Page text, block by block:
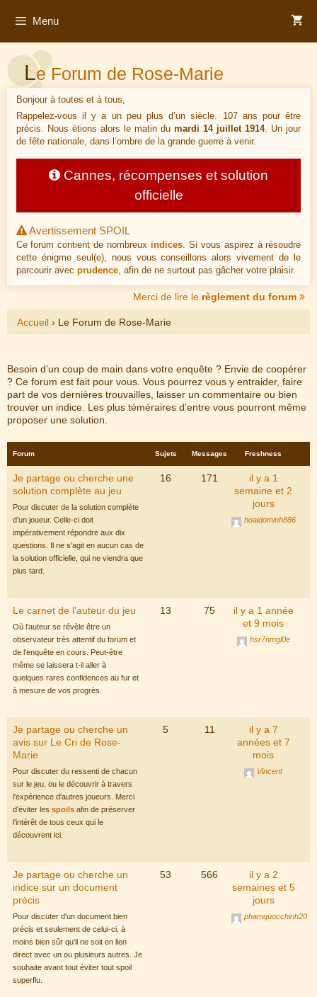
Menu
Le Forum de Rose-Marie
Bonjour à toutes et à tous,
Rappelez-vous il y a un peu plus d’un siècle. 107 ans pour être
précis. Nous étions alors le matin dumardi 14 juillet 1914. Un jour
de fête nationale, dans l’ombre de la grande guerre à venir.
Cannes, récompenses et solution
officielle
Avertissement SPOIL
Ce forum contient de nombreux indices . Si vous aspirez à résoudre
cette énigme seul(e), nous vous conseillons alors vivement de le
parcourir avec prudence, afin de ne surtout pas gâcher votre plaisir.
Merci de lire le règlement du forum
Accueil › Le Forum de Rose-Marie
Besoin d’un coup de main dans votre enquête ? Envie de coopérer
? Ce forum est fait pour vous. Vous pourrez vous y entraider, faire
part de vos dernières trouvailles, laisser un commentaire ou bien
trouver un indice. Les plus téméraires d'entre vous pourront même
proposer une solution.
Forum Sujets Messages Freshness
Je partage ou cherche une
solution complète au jeu
Pour discuter de la solution complète
d'un joueur. Celle-ci doit
impérativement répondre aux dix
questions. Il ne s'agit en aucun cas de
la solution officielle, qui ne viendra que
plus tard.
16 171
il y a 1
semaine et 2
jours
hoaidominh886
Le carnet de l’auteur du jeu
Où l'auteur se révèle être un
observateur très attentif du forum et
de l'enquête en cours. Peut-être
même se laissera t-il aller à
quelques rares confidences au fur et
à mesure de vos progrès.
13 75
il y a 1 année
et 9 mois
hsr7nmgl0e
Je partage ou cherche un
avis sur Le Cri de Rose-
Marie
Pour discuter du ressenti de chacun
sur le jeu, ou le découvrir à travers
l'expérience d'autres joueurs. Merci
d'éviter les spoils afin de préserver
l'intérêt de tous ceux qui le
découvrent ici.
5 11
il y a 7
années et 7
mois
Vincent
Je partage ou cherche un
indice sur un document
précis
Pour discuter d'un document bien
précis et seulement de celui-ci, à
moins bien sûr qu'il ne soit en lien
direct avec un ou plusieurs autres. Je
souhaite avant tout éviter tout spoil
superflu.
53 566
il y a 2
semaines et 5
jours
phamquocchinh20